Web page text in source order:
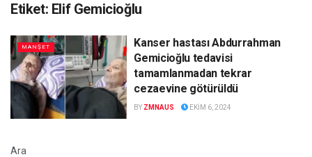
Etiket: Elif Gemicioğlu
MANŞET
Kanser hastası Abdurrahman
Gemicioğlu tedavisi
tamamlanmadan tekrar
cezaevine götürüldü
BY ZMNAUS EKIM 6, 2024
Ara